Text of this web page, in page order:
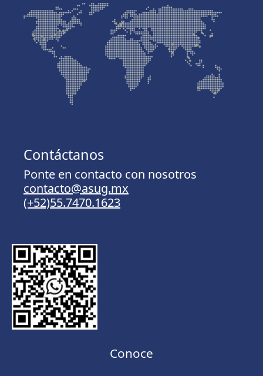
Contáctanos
Ponte en contacto con nosotros
contacto@asug.mx
(+52)55.7470.1623
Conoce